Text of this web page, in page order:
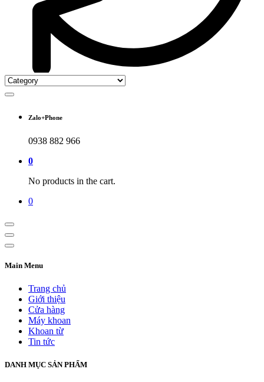
Zalo+Phone
0938 882 966
0
No products in the cart.
0
Main Menu
Trang chủ
Giới thiệu
Cửa hàng
Máy khoan
Khoan từ
Tin tức
DANH MỤC SẢN PHẨM